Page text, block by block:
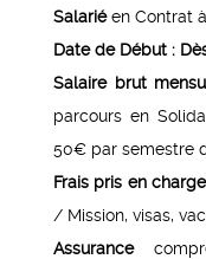
Salariéen Contrat
Date de Début :
Salaire brut
parcours en
50€ par semestre
Frais pris en charge
/ Mission, visas,
Assurance